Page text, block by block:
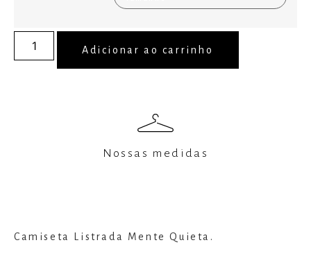
Adicionar ao carrinho
Nossas medidas
Camiseta Listrada Mente Quieta.